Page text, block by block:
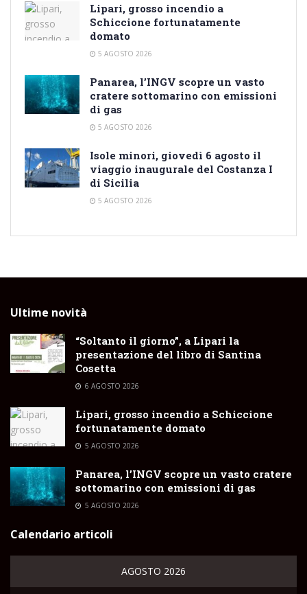
Lipari, grosso incendio a
Schiccione fortunatamente
domato
5 AGOSTO 2026
Panarea, l’INGV scopre un vasto
cratere sottomarino con emissioni
di gas
5 AGOSTO 2026
Isole minori, giovedì 6 agosto il
viaggio inaugurale del Costanza I
di Sicilia
5 AGOSTO 2026
Ultime novità
“Soltanto il giorno”, a Lipari la
presentazione del libro di Santina
Cosetta
6 AGOSTO 2026
Lipari, grosso incendio a Schiccione
fortunatamente domato
5 AGOSTO 2026
Panarea, l’INGV scopre un vasto cratere
sottomarino con emissioni di gas
5 AGOSTO 2026
Calendario articoli
AGOSTO 2026